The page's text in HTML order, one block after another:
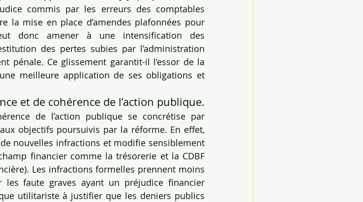
commis par les erreurs des comptables
la mise en place d’amendes plafonnées pour
donc amener à une intensification des
des pertes subies par l’administration
pénale. Ce glissement garantit-il l’essor de la
meilleure application de ses obligations et
et de cohérence de l’action publique.
de l’action publique se concrétise par
objectifs poursuivis par la réforme. En effet,
nouvelles infractions et modifie sensiblement
financier comme la trésorerie et la CDBF
Les infractions formelles prennent moins
les faute graves ayant un préjudice financier
utilitariste à justifier que les deniers publics